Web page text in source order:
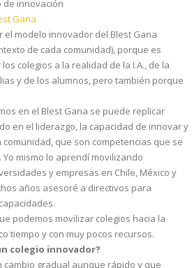
de innovación
Gana
el modelo innovador del Blest Gana
de cada comunidad), porque es
colegios a la realidad de la I.A., de la
y de los alumnos, pero también porque
en el Blest Gana se puede replicar
en el liderazgo, la capacidad de innovar y
comunidad, que son competencias que se
mismo lo aprendí movilizando
y empresas en Chile, México y
años asesoré a directivos para
podemos movilizar colegios hacia la
tiempo y con muy pocos recursos.
colegio innovador?
cambio gradual aunque rápido y que